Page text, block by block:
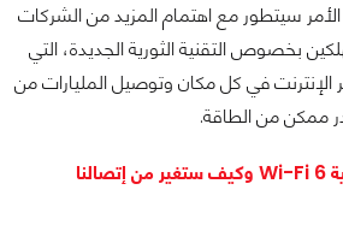
سيتطور مع اهتمام المزيد من الشركات
بخصوص التقنية الثورية الجديدة، التي
الإنترنت في كل مكان وتوصيل المليارات من
ممكن من الطاقة.
تعرف على تقنية Wi-Fi 6 وكيف ستغير من إتصالنا